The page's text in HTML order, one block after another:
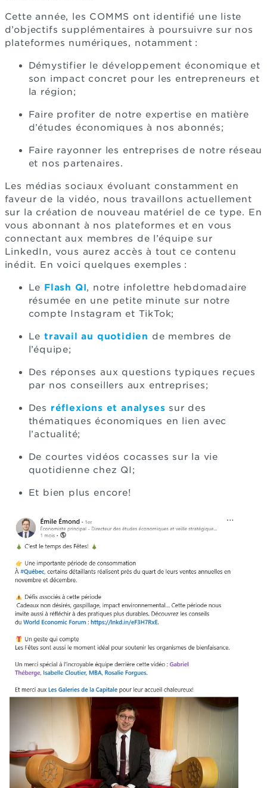
Cette année, les COMMS ont identifié une liste
d’objectifs supplémentaires à poursuivre sur nos
plateformes numériques, notamment :
Démystifier le développement économique et
son impact concret pour les entrepreneurs et
la région;
Faire profiter de notre expertise en matière
d’études économiques à nos abonnés;
Faire rayonner les entreprises de notre réseau
et nos partenaires.
Les médias sociaux évoluant constamment en
faveur de la vidéo, nous travaillons actuellement
sur la création de nouveau matériel de ce type. En
vous abonnant à nos plateformes et en vous
connectant aux membres de l’équipe sur
LinkedIn, vous aurez accès à tout ce contenu
inédit. En voici quelques exemples :
Le Flash QI, notre infolettre hebdomadaire
résumée en une petite minute sur notre
compte Instagram et TikTok;
Le travail au quotidien de membres de
l’équipe;
Des réponses aux questions typiques reçues
par nos conseillers aux entreprises;
Des réflexions et analyses sur des
thématiques économiques en lien avec
l’actualité;
De courtes vidéos cocasses sur la vie
quotidienne chez QI;
Et bien plus encore!